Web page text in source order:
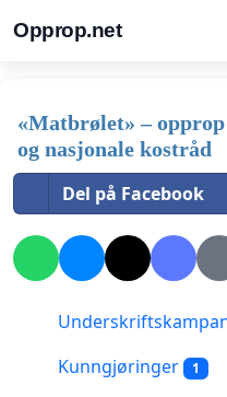
Opprop.net
«Matbrølet» –
og nasjonale kostråd
Del på Facebook
Kunngjøringer
1